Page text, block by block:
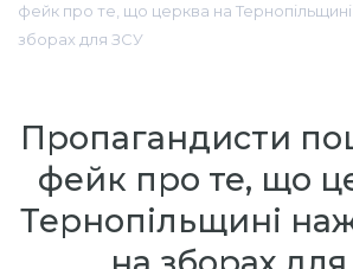
фейк про те, що церква на
зборах для ЗСУ
Пропагандисти
фейк про те, що
Тернопільщині